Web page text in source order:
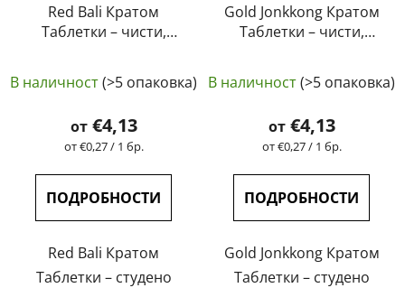
Red Bali Кратом
Таблетки – чисти,
тествани | GreenGuru
В наличност(>5 опаковка)
от€4,13
Измерване
цената:
от €0,27 / 1 бр.
ПОДРОБНОСТИ
Red Bali Кратом
Таблетки – студено
Gold Jonkkong Кратом
Таблетки – чисти,
тествани | GreenGuru
оценка
на
продукта
5,0
звезди.
В наличност(>5 опаковка)
от€4,13
Измерване
цената:
от €0,27 / 1 бр.
ПОДРОБНОСТИ
Gold Jonkkong Кратом
Таблетки – студено